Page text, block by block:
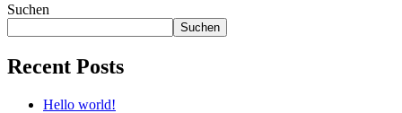
Suchen
Suchen
Recent Posts
Hello world!